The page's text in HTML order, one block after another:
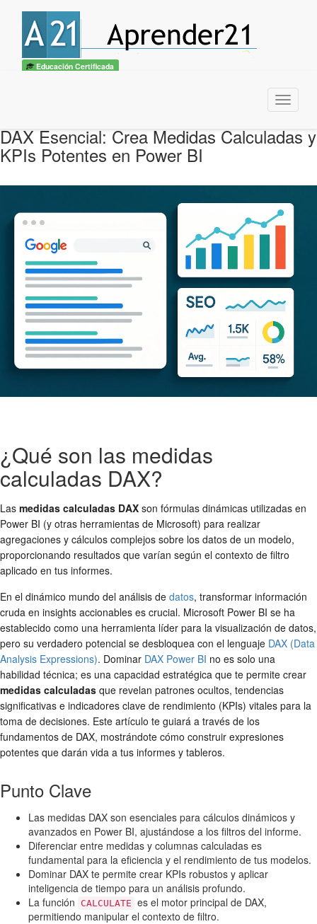
Educación Certificada
Menu
DAX Esencial: Crea Medidas Calculadas y
KPIs Potentes en Power BI
¿Qué son las medidas
calculadas DAX?
Las medidas calculadas DAX son fórmulas dinámicas utilizadas en
Power BI (y otras herramientas de Microsoft) para realizar
agregaciones y cálculos complejos sobre los datos de un modelo,
proporcionando resultados que varían según el contexto de filtro
aplicado en tus informes.
En el dinámico mundo del análisis de datos, transformar información
cruda en insights accionables es crucial. Microsoft Power BI se ha
establecido como una herramienta líder para la visualización de datos,
pero su verdadero potencial se desbloquea con el lenguaje DAX (Data
Analysis Expressions). Dominar DAX Power BI no es solo una
habilidad técnica; es una capacidad estratégica que te permite crear
medidas calculadas que revelan patrones ocultos, tendencias
significativas e indicadores clave de rendimiento (KPIs) vitales para la
toma de decisiones. Este artículo te guiará a través de los
fundamentos de DAX, mostrándote cómo construir expresiones
potentes que darán vida a tus informes y tableros.
Punto Clave
Las medidas DAX son esenciales para cálculos dinámicos y
avanzados en Power BI, ajustándose a los filtros del informe.
Diferenciar entre medidas y columnas calculadas es
fundamental para la eficiencia y el rendimiento de tus modelos.
Dominar DAX te permite crear KPIs robustos y aplicar
inteligencia de tiempo para un análisis profundo.
La función
CALCULATE es el motor principal de DAX,
permitiendo manipular el contexto de filtro.